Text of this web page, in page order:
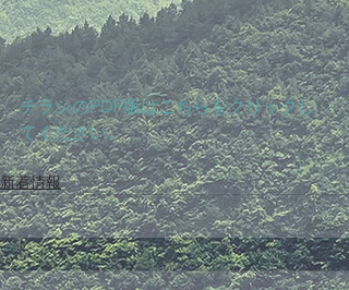
チラシのPDF版はこちらをクリックし
てください。
新着情報